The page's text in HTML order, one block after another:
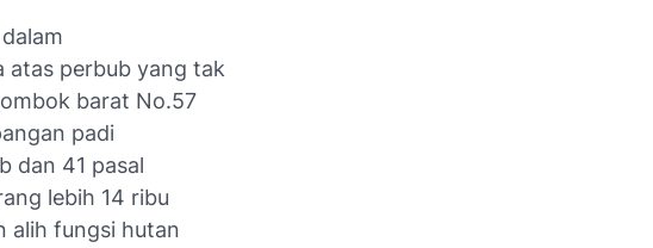
atas perbub yang tak
barat No.57
padi
dan 41 pasal
lebih 14 ribu
alih fungsi hutan